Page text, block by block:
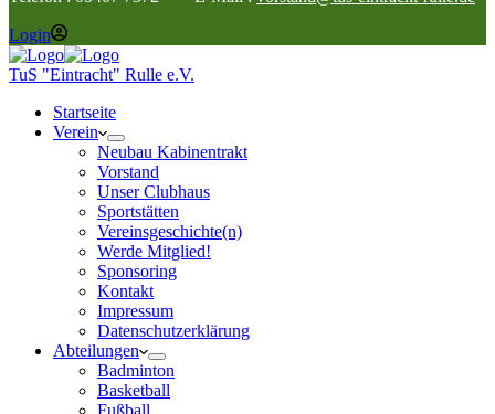
Login
TuS "Eintracht" Rulle e.V.
Startseite
Verein
Neubau Kabinentrakt
Vorstand
Unser Clubhaus
Sportstätten
Vereinsgeschichte(n)
Werde Mitglied!
Sponsoring
Kontakt
Impressum
Datenschutzerklärung
Abteilungen
Badminton
Basketball
Fußball